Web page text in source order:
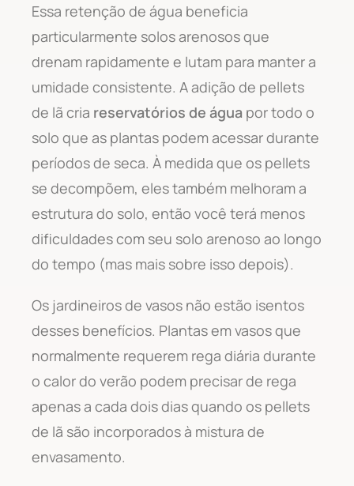
Essa retenção de água beneficia
particularmente solos arenosos que
drenam rapidamente e lutam para manter a
umidade consistente. A adição de pellets
de lã cria reservatórios de água por todo o
solo que as plantas podem acessar durante
períodos de seca. À medida que os pellets
se decompõem, eles também melhoram a
estrutura do solo, então você terá menos
dificuldades com seu solo arenoso ao longo
do tempo (mas mais sobre isso depois).
Os jardineiros de vasos não estão isentos
desses benefícios. Plantas em vasos que
normalmente requerem rega diária durante
o calor do verão podem precisar de rega
apenas a cada dois dias quando os pellets
de lã são incorporados à mistura de
envasamento.